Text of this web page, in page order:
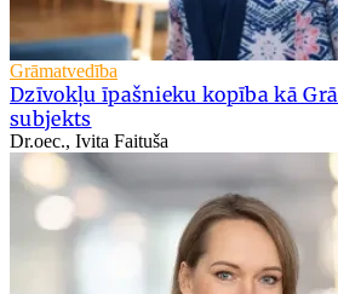
Grāmatvedība
Dzīvokļu īpašnieku kopība kā
subjekts
Dr.oec., Ivita Faituša